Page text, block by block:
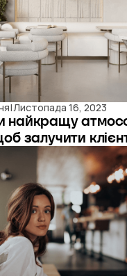
|Листопада 16, 2023
найкращу
залучити